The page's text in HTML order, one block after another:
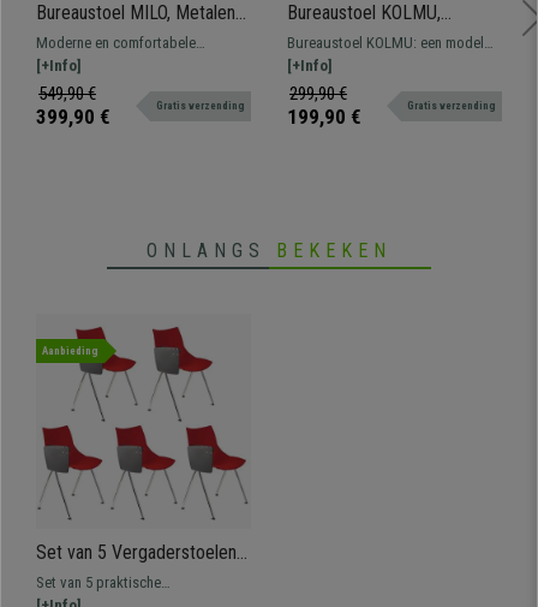
Bureaustoel MILO, Metalen
Onderstel, Verstelbare
Armleuningen, Lendensteun,
Groene Stof
Moderne en comfortabele
ergonomische stoel, het perfecte
model voor professioneel gebruik
gezien zijn grote stevigheid en
[+Info]
549,90 €
399,90 € Gratis verzending
Bureaustoel KOLMU,
Metalen Onderstel, Elegant
Stikselontwerp, in Bruin
Leder
Bureaustoel KOLMU: een model
met een opvallend design dat
comfort combineert met
hoogwaardig materiaal.
[+Info]
299,90 €
199,90 € Gratis verzending
ONLANGS BEKEKEN
Aanbieding
Set van 5 Vergaderstoelen
AMIR met Klaptafeltje,
Handig en Praktisch, Kleur
Set van 5 praktische